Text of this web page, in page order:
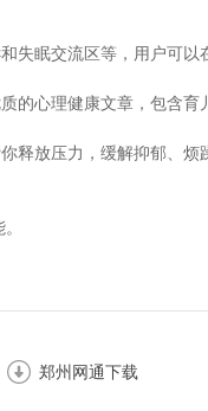
失眠交流区等，用户可以
的心理健康文章，包含育
释放压力，缓解抑郁、烦
郑州网通下载